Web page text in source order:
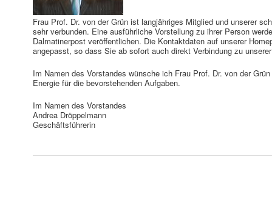
Frau Prof. Dr. von der Grün ist langjähriges Mitglied und unserer
sehr verbunden. Eine ausführliche Vorstellung zu ihrer Person
Dalmatinerpost veröffentlichen. Die Kontaktdaten auf unserer
angepasst, so dass Sie ab sofort auch direkt Verbindung zu
Im Namen des Vorstandes wünsche ich Frau Prof. Dr. von der
Energie für die bevorstehenden Aufgaben.
Im Namen des Vorstandes
Andrea Dröppelmann
Geschäftsführerin